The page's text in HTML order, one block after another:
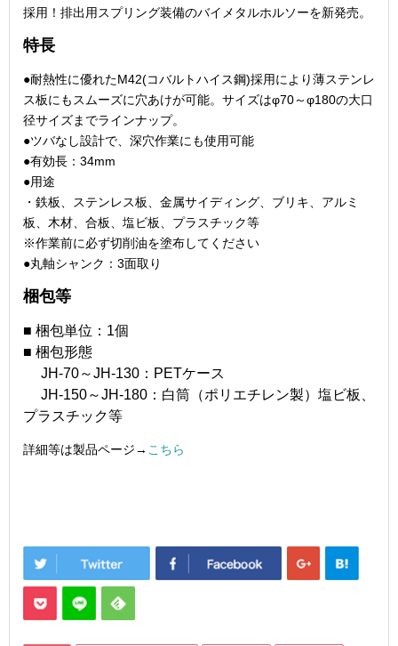
採用！排出用スプリング装備のバイメタルホルソーを新発売。
特長
●耐熱性に優れたM42(コバルトハイス鋼)採用により薄ステンレ
ス板にもスムーズに穴あけが可能。サイズはφ70～φ180の大口
径サイズまでラインナップ。
●ツバなし設計で、深穴作業にも使用可能
●有効長：34mm
●用途
・鉄板、ステンレス板、金属サイディング、ブリキ、アルミ
板、木材、合板、塩ビ板、プラスチック等
※作業前に必ず切削油を塗布してください
●丸軸シャンク：3面取り
梱包等
■ 梱包単位：1個
■ 梱包形態
JH-70～JH-130：PETケース
JH-150～JH-180：白筒（ポリエチレン製）塩ビ板、
プラスチック等
詳細等は製品ページ→ こちら